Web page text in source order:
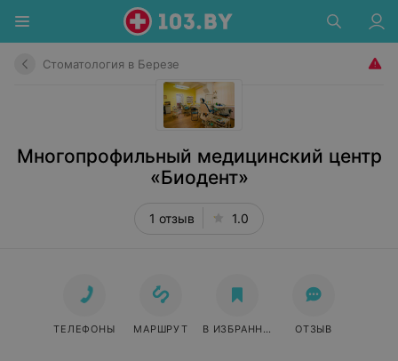
Стоматология в Березе
Многопрофильный медицинский центр
«Биодент»
1 отзыв 1.0
ТЕЛЕФОНЫ МАРШРУТ В ИЗБРАННОЕ ОТЗЫВ